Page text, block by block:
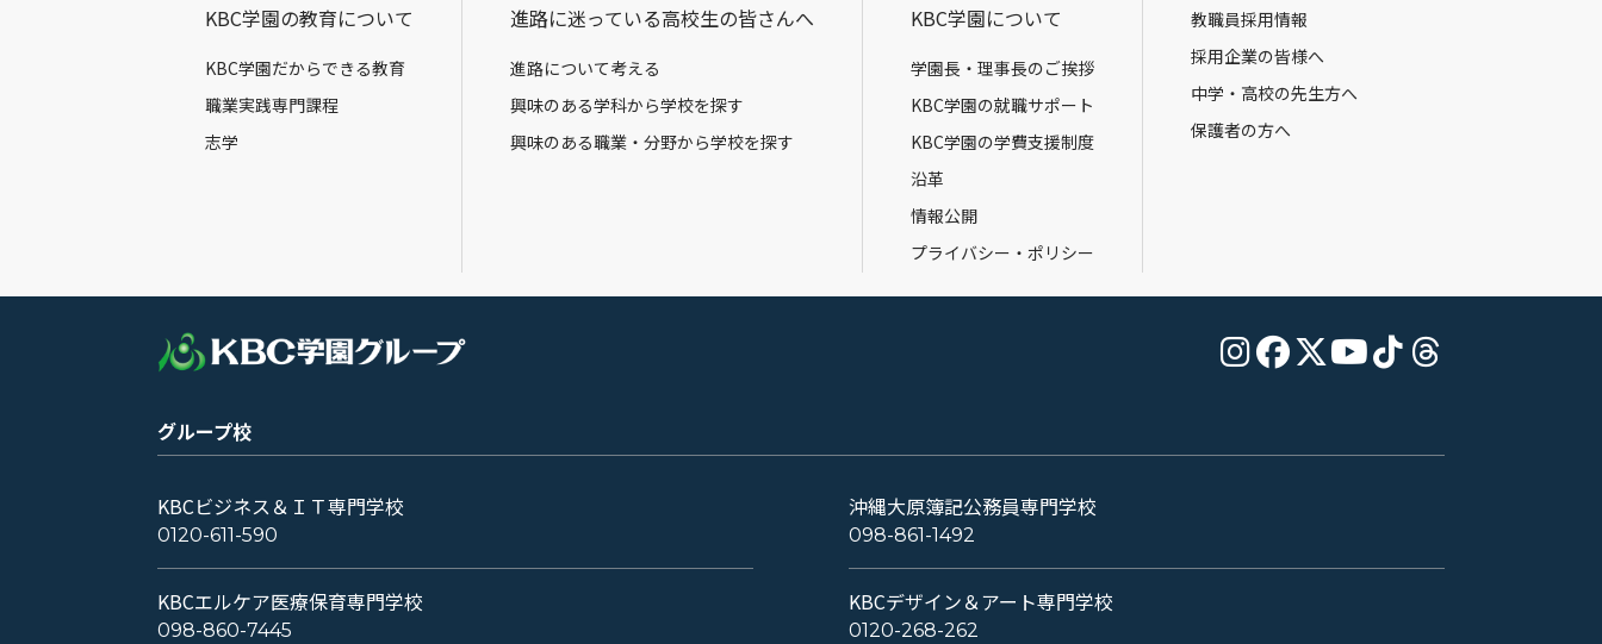
KBC学園の教育について
KBC学園だからできる教育
職業実践専門課程
志学
進路に迷っている高校生の皆さんへ
進路について考える
興味のある学科から学校を探す
興味のある職業・分野から学校を探す
KBC学園について
学園長・理事長のご挨拶
KBC学園の就職サポート
KBC学園の学費支援制度
沿革
情報公開
プライバシー・ポリシー
教職員採用情報
採用企業の皆様へ
中学・高校の先生方へ
保護者の方へ
グループ校
KBCビジネス＆ＩＴ専門学校
0120-611-590
沖縄大原簿記公務員専門学校
098-861-1492
KBCエルケア医療保育専門学校
098-860-7445
KBCデザイン＆アート専門学校
0120-268-262